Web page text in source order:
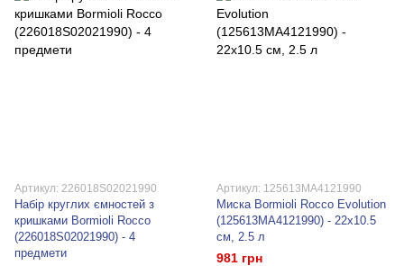
Артикул: 226018S02021990
Набір круглих ємностей з
кришками Bormioli Rocco
(226018S02021990) - 4
предмети
Артикул: 125613MA4121990
Миска Bormioli Rocco Evolution
(125613MA4121990) - 22х10.5
см, 2.5 л
981 грн